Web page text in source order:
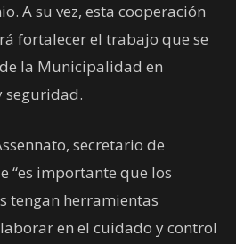
A su vez, esta cooperación
fortalecer el trabajo que se
la Municipalidad en
seguridad.
secretario de
“es importante que los
tengan herramientas
en el cuidado y control